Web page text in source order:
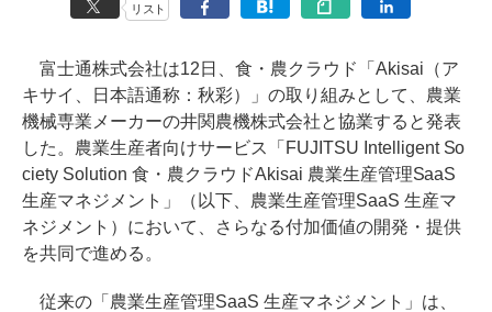
リスト
富士通株式会社は12日、食・農クラウド「Akisai（ア
キサイ、日本語通称：秋彩）」の取り組みとして、農業
機械専業メーカーの井関農機株式会社と協業すると発表
した。農業生産者向けサービス「FUJITSU Intelligent So
ciety Solution 食・農クラウドAkisai 農業生産管理SaaS
生産マネジメント」（以下、農業生産管理SaaS 生産マ
ネジメント）において、さらなる付加価値の開発・提供
を共同で進める。
従来の「農業生産管理SaaS 生産マネジメント」は、